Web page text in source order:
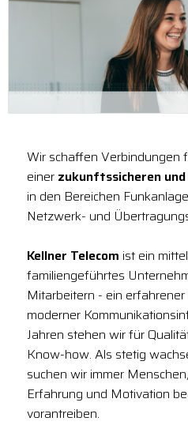
Wir schaffen Verbindungen
einer zukunftssicheren
in den Bereichen
Netzwerk- und
Kellner Telecom ist ein
familiengeführtes
Mitarbeitern - ein
moderner
Jahren stehen wir für
Know-how. Als stetig
suchen wir immer
Erfahrung und Motivation
vorantreiben.